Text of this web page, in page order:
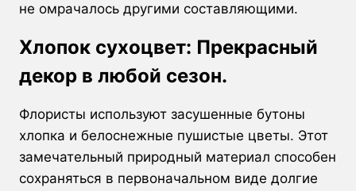
не омрачалось другими составляющими.
Хлопок сухоцвет: Прекрасный
декор в любой сезон.
Флористы используют засушенные бутоны
хлопка и белоснежные пушистые цветы. Этот
замечательный природный материал способен
сохраняться в первоначальном виде долгие